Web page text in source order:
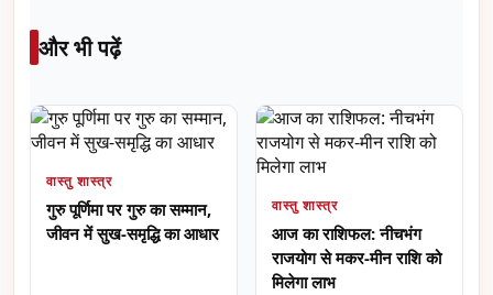
और भी पढ़ें
वास्तु शास्त्र
गुरु पूर्णिमा पर गुरु का सम्मान,
जीवन में सुख-समृद्धि का आधार
वास्तु शास्त्र
आज का राशिफल: नीचभंग
राजयोग से मकर-मीन राशि को
मिलेगा लाभ